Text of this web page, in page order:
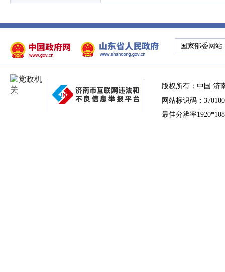
国家部委网站
版权所有：中国·济
网站标识码：
最佳分辨率